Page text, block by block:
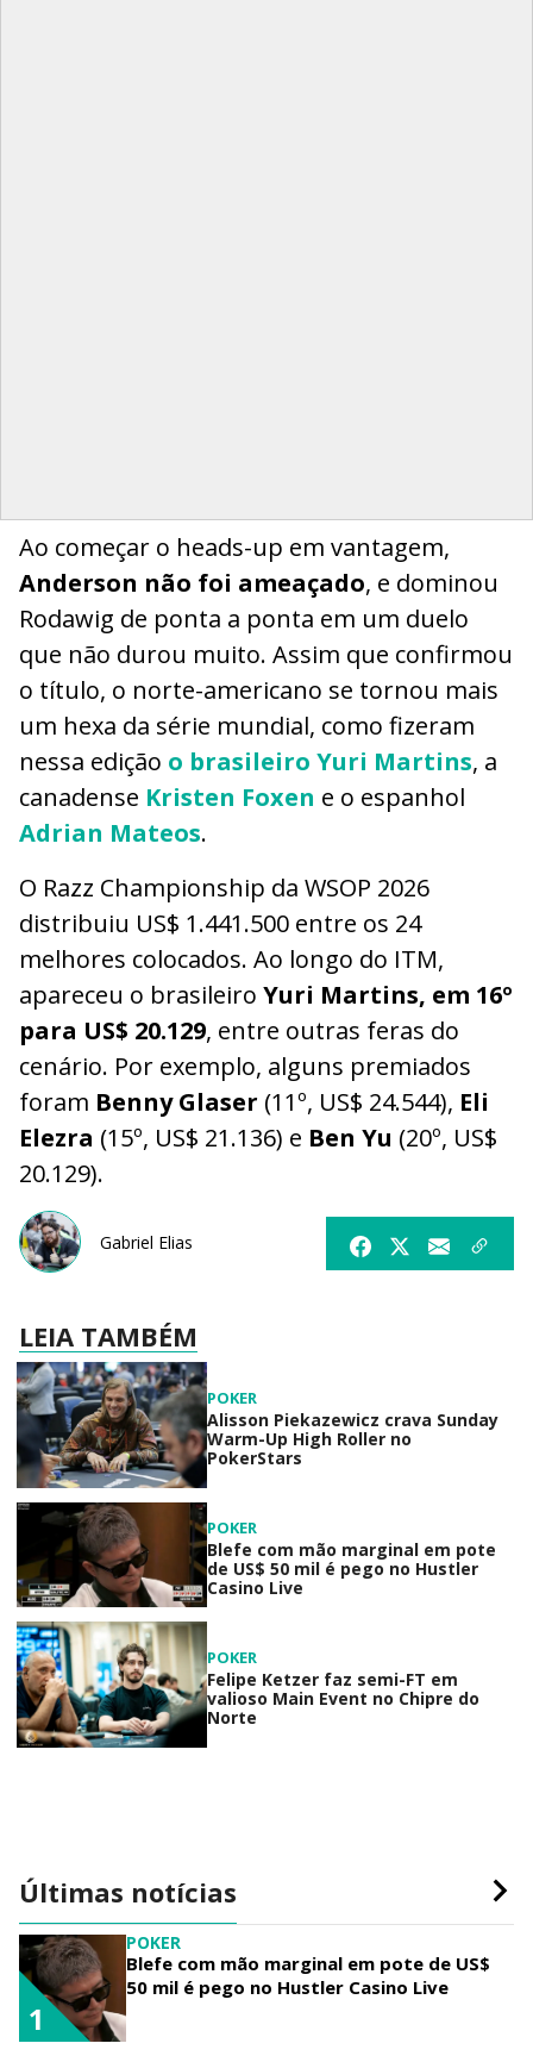
Ao começar o heads-up em vantagem,
Anderson não foi ameaçado, e dominou
Rodawig de ponta a ponta em um duelo
que não durou muito. Assim que confirmou
o título, o norte-americano se tornou mais
um hexa da série mundial, como fizeram
nessa edição o brasileiro Yuri Martins, a
canadense Kristen Foxen e o espanhol
Adrian Mateos.
O Razz Championship da WSOP 2026
distribuiu US$ 1.441.500 entre os 24
melhores colocados. Ao longo do ITM,
apareceu o brasileiro Yuri Martins, em 16º
para US$ 20.129, entre outras feras do
cenário. Por exemplo, alguns premiados
foram Benny Glaser (11º, US$ 24.544), Eli
Elezra (15º, US$ 21.136) e Ben Yu (20º, US$
20.129).
Gabriel Elias
LEIA TAMBÉM
POKER
Alisson Piekazewicz crava Sunday
Warm-Up High Roller no
PokerStars
POKER
Blefe com mão marginal em pote
de US$ 50 mil é pego no Hustler
Casino Live
POKER
Felipe Ketzer faz semi-FT em
valioso Main Event no Chipre do
Norte
Últimas notícias
POKER
Blefe com mão marginal em pote de US$
50 mil é pego no Hustler Casino Live
1